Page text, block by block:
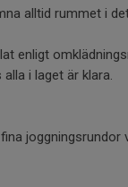
alltid rummet i
enligt
i laget är klara.
joggningsrundor